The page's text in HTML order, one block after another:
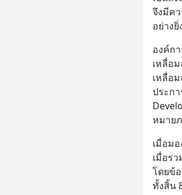
จึงมีค
อย่างยิ่
องค์ก
เหลื่อ
เหลื่อ
ประก
หมาย
เมื่อม
เมื่อร
โดยข้
ทั้งสิ้น